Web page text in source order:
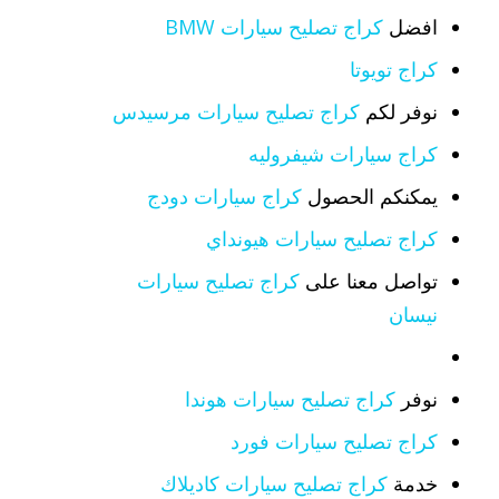
افضل كراج تصليح سيارات BMW
كراج تويوتا
نوفر لكم كراج تصليح سيارات مرسيدس
كراج سيارات شيفروليه
يمكنكم الحصول كراج سيارات دودج
كراج تصليح سيارات هيونداي
تواصل معنا على كراج تصليح سيارات
نيسان
نوفر كراج تصليح سيارات هوندا
كراج تصليح سيارات فورد
خدمة كراج تصليح سيارات كاديلاك